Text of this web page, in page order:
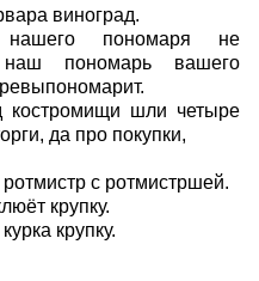
виноград.
пономаря не
наш пономарь вашего
костромищи шли четыре
да про покупки,
с ротмистршей.
крупку.
крупку.